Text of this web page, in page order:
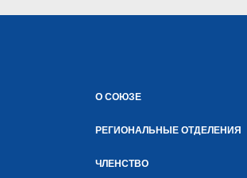
О СОЮЗЕ
РЕГИОНАЛЬНЫЕ ОТДЕЛЕНИЯ
ЧЛЕНСТВО